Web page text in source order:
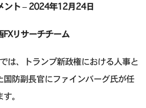
ント – 2024年12月24日
リサーチチーム
は、トランプ新政権における人事と
国防副長官にファインバーグ氏が任
。